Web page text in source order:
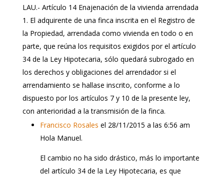
LAU.- Artículo 14 Enajenación de la vivienda arrendada
1. El adquirente de una finca inscrita en el Registro de
la Propiedad, arrendada como vivienda en todo o en
parte, que reúna los requisitos exigidos por el artículo
34 de la Ley Hipotecaria, sólo quedará subrogado en
los derechos y obligaciones del arrendador si el
arrendamiento se hallase inscrito, conforme a lo
dispuesto por los artículos 7 y 10 de la presente ley,
con anterioridad a la transmisión de la finca.
Francisco Rosales el 28/11/2015 a las 6:56 am
Hola Manuel.
El cambio no ha sido drástico, más lo importante
del artículo 34 de la Ley Hipotecaria, es que